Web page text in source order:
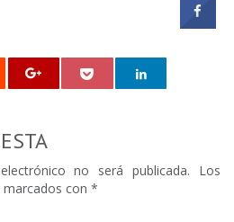
no será publicada.
Los
con *